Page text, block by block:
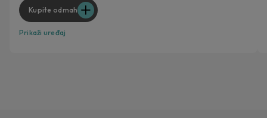
Kupite odmah
Prikaži uređaj